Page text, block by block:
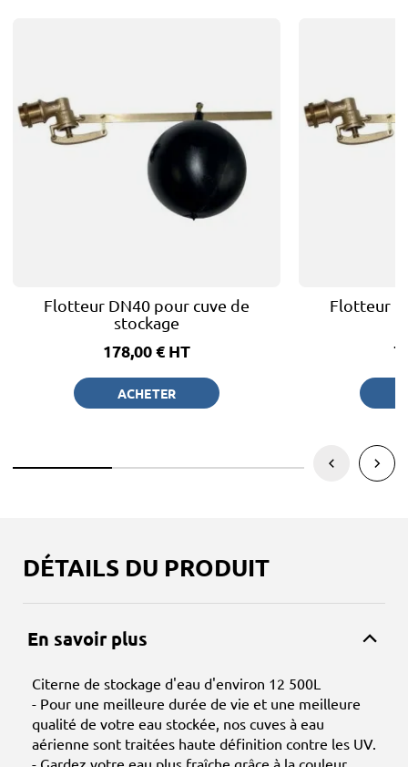
Flotteur DN40 pour cuve de
stockage
178,00 € HT
ACHETER
Flotteur
DÉTAILS DU PRODUIT
En savoir plus
Citerne de stockage d'eau d'environ 12 500L
- Pour une meilleure durée de vie et une meilleure
qualité de votre eau stockée, nos cuves à eau
aérienne sont traitées haute définition contre les UV.
- Gardez votre eau plus fraîche grâce à la couleur